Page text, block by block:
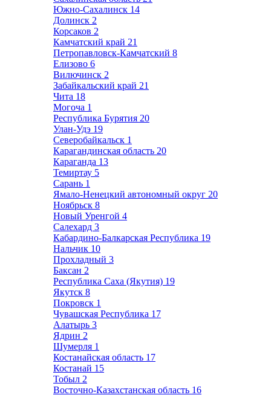
Южно-Сахалинск 14
Долинск 2
Корсаков 2
Камчатский край 21
Петропавловск-Камчатский 8
Елизово 6
Вилючинск 2
Забайкальский край 21
Чита 18
Могоча 1
Республика Бурятия 20
Улан-Удэ 19
Северобайкальск 1
Карагандинская область 20
Караганда 13
Темиртау 5
Сарань 1
Ямало-Ненецкий автономный округ 20
Ноябрьск 8
Новый Уренгой 4
Салехард 3
Кабардино-Балкарская Республика 19
Нальчик 10
Прохладный 3
Баксан 2
Республика Саха (Якутия) 19
Якутск 8
Покровск 1
Чувашская Республика 17
Алатырь 3
Ядрин 2
Шумерля 1
Костанайская область 17
Костанай 15
Тобыл 2
Восточно-Казахстанская область 16